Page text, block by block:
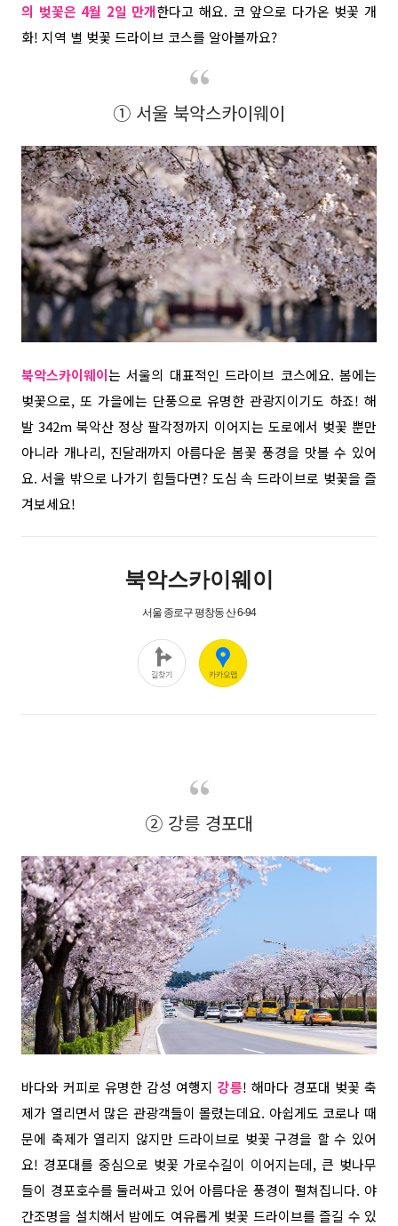
의 벚꽃은 4월 2일 만개한다고 해요. 코 앞으로 다가온 벚꽃 개
화! 지역 별 벚꽃 드라이브 코스를 알아볼까요?
① 서울 북악스카이웨이
북악스카이웨이는 서울의 대표적인 드라이브 코스에요. 봄에는
벚꽃으로, 또 가을에는 단풍으로 유명한 관광지이기도 하죠! 해
발 342m 북악산 정상 팔각정까지 이어지는 도로에서 벚꽃 뿐만
아니라 개나리, 진달래까지 아름다운 봄꽃 풍경을 맛볼 수 있어
요. 서울 밖으로 나가기 힘들다면? 도심 속 드라이브로 벚꽃을 즐
겨보세요!
② 강릉 경포대
바다와 커피로 유명한 감성 여행지 강릉! 해마다 경포대 벚꽃 축
제가 열리면서 많은 관광객들이 몰렸는데요. 아쉽게도 코로나 때
문에 축제가 열리지 않지만 드라이브로 벚꽃 구경을 할 수 있어
요! 경포대를 중심으로 벚꽃 가로수길이 이어지는데, 큰 벚나무
들이 경포호수를 둘러싸고 있어 아름다운 풍경이 펼쳐집니다. 야
간조명을 설치해서 밤에도 여유롭게 벚꽃 드라이브를 즐길 수 있